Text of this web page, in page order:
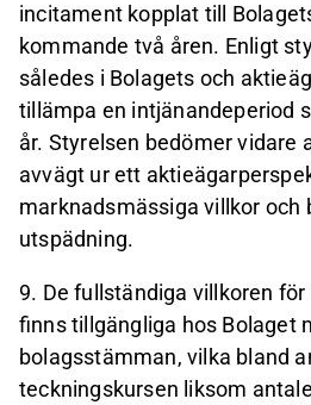
incitament kopplat till
kommande två åren. Enligt
således i Bolagets och
tillämpa en intjänandeperiod
år. Styrelsen bedömer vidare
avvägt ur ett
marknadsmässiga villkor och
utspädning.
9. De fullständiga villkoren
finns tillgängliga hos Bolaget
bolagsstämman, vilka bland
teckningskursen liksom